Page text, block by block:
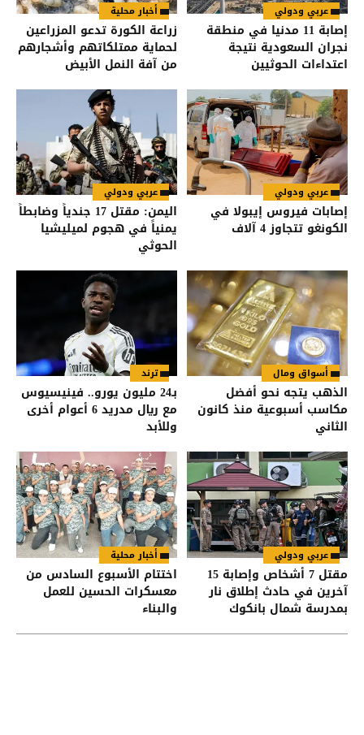
عربي ودولي
إصابة 11 مدنيا في منطقة
نجران السعودية نتيجة
اعتداءات الحوثيين
أخبار محلية
زراعة الكورة تدعو المزراعين
لحماية ممتلكاتهم وأشجارهم
من آفة النمل الأبيض
عربي ودولي
إصابات فيروس إيبولا في
الكونغو تتجاوز 4 آلاف
عربي ودولي
اليمن: مقتل 17 جندياً وضابطاً
يمنياً في هجوم لميليشيا
الحوثي
أسواق ومال
الذهب يتجه نحو أفضل
مكاسب أسبوعية منذ كانون
الثاني
ترند
بـ24 مليون يورو.. فينيسيوس
مع ريال مدريد 6 أعوام أخرى
وللأبد
عربي ودولي
مقتل 7 أشخاص وإصابة 15
آخرين في حادث إطلاق نار
بمدرسة شمال بانكوك
أخبار محلية
اختتام الأسبوع السادس من
معسكرات الحسين للعمل
والبناء